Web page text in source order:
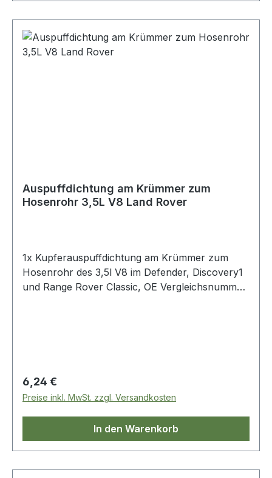
Auspuffdichtung am Krümmer zum
Hosenrohr 3,5L V8 Land Rover
1x Kupferauspuffdichtung am Krümmer zum
Hosenrohr des 3,5l V8 im Defender, Discovery1
und Range Rover Classic, OE Vergleichsnummer:
Regulärer Preis:
6,24 €
Preise inkl. MwSt. zzgl. Versandkosten
In den Warenkorb